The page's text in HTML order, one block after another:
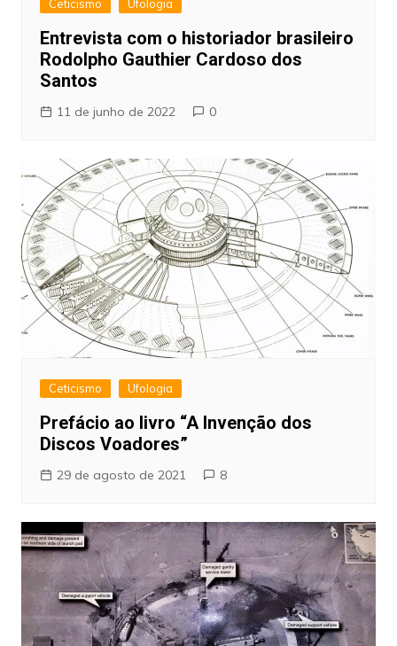
Ceticismo Ufologia
Entrevista com o historiador brasileiro
Rodolpho Gauthier Cardoso dos
Santos
11 de junho de 2022 0
Ceticismo Ufologia
Prefácio ao livro “A Invenção dos
Discos Voadores”
29 de agosto de 2021 8